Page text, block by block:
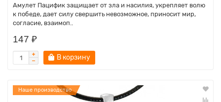
Амулет Пацифик защищает от зла и насилия, укрепляет волю
к победе, дает силу свершить невозможное, приносит мир,
согласие, взаимоп..
147 ₽
В корзину
Наше производство